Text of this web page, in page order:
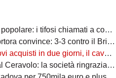
chiamati a costruire il futuro amaranto
3-3 contro il Brindisi F.C.
in due giorni, il cavallo alato è scatenato
ringrazia la macchina organizzativa